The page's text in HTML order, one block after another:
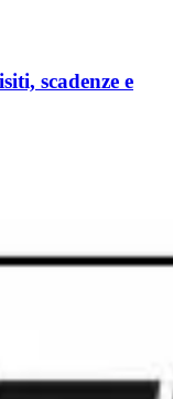
scadenze e